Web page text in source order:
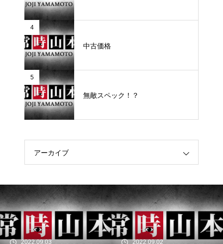
4
中古価格
5
無敵スペック！？
アーカイブ
2022.09.03
2022.09.02